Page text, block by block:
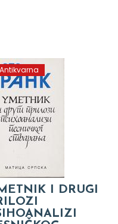
Antikvarna
I DRUGI